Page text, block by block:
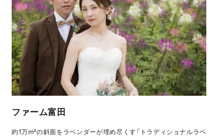
ファーム富田
約1万m²の斜面をラベンダーが埋め尽くす「トラディショナルラベ